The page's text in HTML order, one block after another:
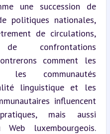
une succession de
politiques nationales,
de circulations,
confrontations
comment les
les communautés
linguistique et les
influencent
mais aussi
Web luxembourgeois.